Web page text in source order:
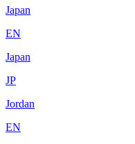
Japan
EN
Japan
JP
Jordan
EN